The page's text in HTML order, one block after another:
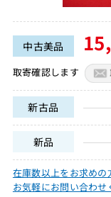
中古美品
取寄確認します
新古品
新品
在庫数以上をお求めの
お気軽にお問い合わせ